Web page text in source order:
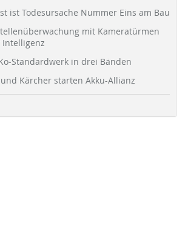
ist Todesursache Nummer Eins am Bau
mit Kameratürmen
Standardwerk in drei Bänden
Kärcher starten Akku-Allianz